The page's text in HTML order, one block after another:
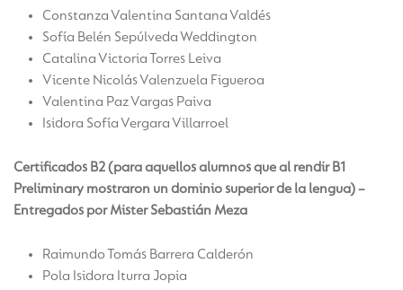
Constanza Valentina Santana Valdés
Sofía Belén Sepúlveda Weddington
Catalina Victoria Torres Leiva
Vicente Nicolás Valenzuela Figueroa
Valentina Paz Vargas Paiva
Isidora Sofía Vergara Villarroel
Certificados B2 (para aquellos alumnos que al rendir B1
Preliminary mostraron un dominio superior de la lengua) –
Entregados por Mister Sebastián Meza
Raimundo Tomás Barrera Calderón
Pola Isidora Iturra Jopia